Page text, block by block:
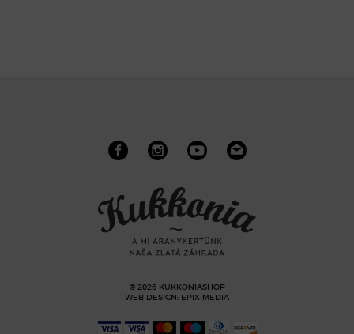
© 2026 KUKKONIASHOP
WEB DESIGN: EPIX MEDIA